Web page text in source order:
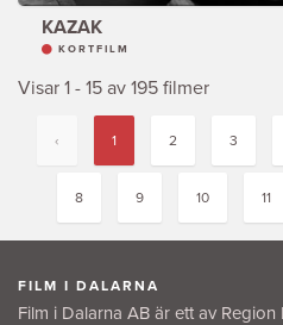
KAZAK
KORTFILM
Visar 1 - 15 av 195 filmer
‹ 1 2 3
8 9 10 11
FILM I DALARNA
Film i Dalarna AB är ett av